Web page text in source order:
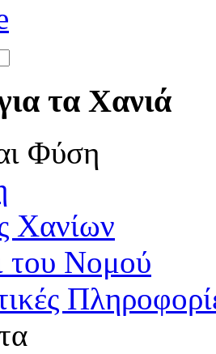
τα Χανιά
Φύση
Χανίων
του Νομού